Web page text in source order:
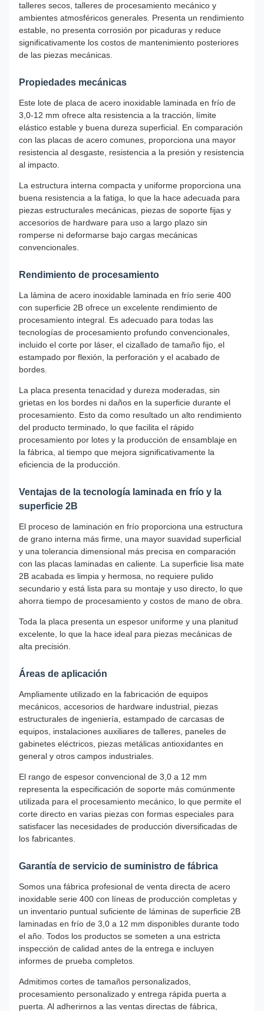
talleres secos, talleres de procesamiento mecánico y
ambientes atmosféricos generales. Presenta un rendimiento
estable, no presenta corrosión por picaduras y reduce
significativamente los costos de mantenimiento posteriores
de las piezas mecánicas.
Propiedades mecánicas
Este lote de placa de acero inoxidable laminada en frío de
3,0-12 mm ofrece alta resistencia a la tracción, límite
elástico estable y buena dureza superficial. En comparación
con las placas de acero comunes, proporciona una mayor
resistencia al desgaste, resistencia a la presión y resistencia
al impacto.
La estructura interna compacta y uniforme proporciona una
buena resistencia a la fatiga, lo que la hace adecuada para
piezas estructurales mecánicas, piezas de soporte fijas y
accesorios de hardware para uso a largo plazo sin
romperse ni deformarse bajo cargas mecánicas
convencionales.
Rendimiento de procesamiento
La lámina de acero inoxidable laminada en frío serie 400
con superficie 2B ofrece un excelente rendimiento de
procesamiento integral. Es adecuado para todas las
tecnologías de procesamiento profundo convencionales,
incluido el corte por láser, el cizallado de tamaño fijo, el
estampado por flexión, la perforación y el acabado de
bordes.
La placa presenta tenacidad y dureza moderadas, sin
grietas en los bordes ni daños en la superficie durante el
procesamiento. Esto da como resultado un alto rendimiento
del producto terminado, lo que facilita el rápido
procesamiento por lotes y la producción de ensamblaje en
la fábrica, al tiempo que mejora significativamente la
eficiencia de la producción.
Ventajas de la tecnología laminada en frío y la
superficie 2B
El proceso de laminación en frío proporciona una estructura
de grano interna más firme, una mayor suavidad superficial
y una tolerancia dimensional más precisa en comparación
con las placas laminadas en caliente. La superficie lisa mate
2B acabada es limpia y hermosa, no requiere pulido
secundario y está lista para su montaje y uso directo, lo que
ahorra tiempo de procesamiento y costos de mano de obra.
Toda la placa presenta un espesor uniforme y una planitud
excelente, lo que la hace ideal para piezas mecánicas de
alta precisión.
Áreas de aplicación
Ampliamente utilizado en la fabricación de equipos
mecánicos, accesorios de hardware industrial, piezas
estructurales de ingeniería, estampado de carcasas de
equipos, instalaciones auxiliares de talleres, paneles de
gabinetes eléctricos, piezas metálicas antioxidantes en
general y otros campos industriales.
El rango de espesor convencional de 3,0 a 12 mm
representa la especificación de soporte más comúnmente
utilizada para el procesamiento mecánico, lo que permite el
corte directo en varias piezas con formas especiales para
satisfacer las necesidades de producción diversificadas de
los fabricantes.
Garantía de servicio de suministro de fábrica
Somos una fábrica profesional de venta directa de acero
inoxidable serie 400 con líneas de producción completas y
un inventario puntual suficiente de láminas de superficie 2B
laminadas en frío de 3,0 a 12 mm disponibles durante todo
el año. Todos los productos se someten a una estricta
inspección de calidad antes de la entrega e incluyen
informes de prueba completos.
Admitimos cortes de tamaños personalizados,
procesamiento personalizado y entrega rápida puerta a
puerta. Al adherirnos a las ventas directas de fábrica,